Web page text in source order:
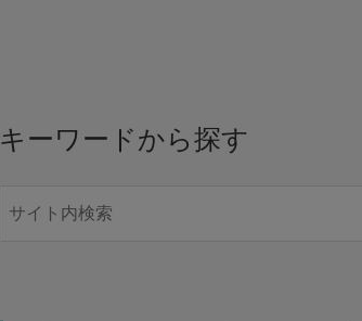
キーワードから探す